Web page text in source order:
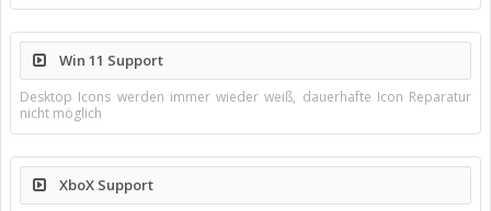
Win 11 Support
Desktop Icons werden immer wieder weiß, dauerhafte Icon Reparatur
nicht möglich
XboX Support